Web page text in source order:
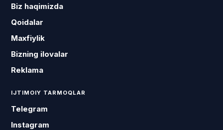
Biz haqimizda
Qoidalar
Maxfiylik
Bizning ilovalar
Reklama
IJTIMOIY TARMOQLAR
Telegram
Instagram